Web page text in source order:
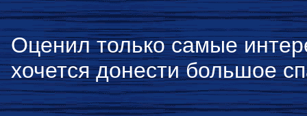
Оценил только самые
хочется донести большое